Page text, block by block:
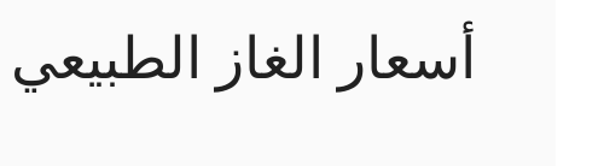
أسعار الغاز